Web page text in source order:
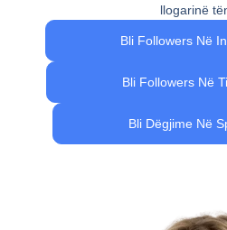
llogarinë
Bli Followers Në
Bli Followers Në
Bli Dëgjime Në